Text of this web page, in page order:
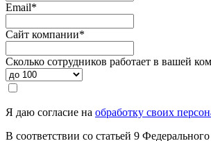
Email*
Сайт компании*
Сколько сотрудников работает в вашей
Я даю согласие на обработку своих
В соответствии со статьей 9